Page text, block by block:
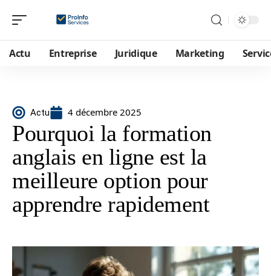
Actu Entreprise Juridique Marketing
Actu 4 décembre 2025
Pourquoi la formation
anglais en ligne est la
meilleure option pour
apprendre rapidement